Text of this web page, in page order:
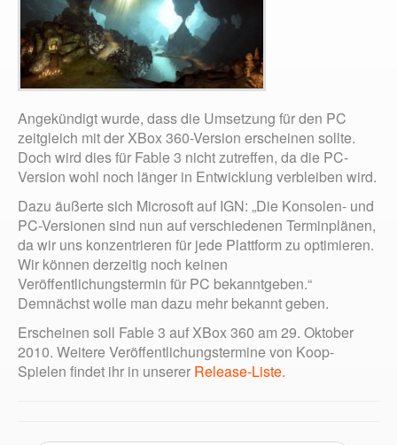
Angekündigt wurde, dass die Umsetzung für den PC
zeitgleich mit der XBox 360-Version erscheinen sollte.
Doch wird dies für Fable 3 nicht zutreffen, da die PC-
Version wohl noch länger in Entwicklung verbleiben wird.
Dazu äußerte sich Microsoft auf IGN: „Die Konsolen- und
PC-Versionen sind nun auf verschiedenen Terminplänen,
da wir uns konzentrieren für jede Plattform zu optimieren.
Wir können derzeitig noch keinen
Veröffentlichungstermin für PC bekanntgeben.“
Demnächst wolle man dazu mehr bekannt geben.
Erscheinen soll Fable 3 auf XBox 360 am 29. Oktober
2010. Weitere Veröffentlichungstermine von Koop-
Spielen findet ihr in unserer Release-Liste.